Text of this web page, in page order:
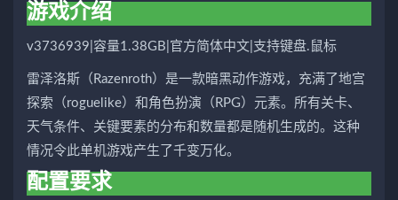
游戏介绍
v3736939|容量1.38GB|官方简体中文|支持键盘.鼠标
雷泽洛斯（Razenroth）是一款暗黑动作游戏，充满了地宫
探索（roguelike）和角色扮演（RPG）元素。所有关卡、
天气条件、关键要素的分布和数量都是随机生成的。这种
情况令此单机游戏产生了千变万化。
配置要求